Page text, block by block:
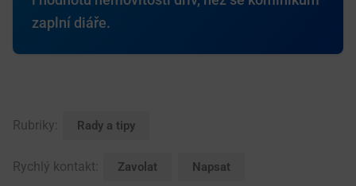
zaplní diáře.
Rubriky: Rady a tipy
Rychlý kontakt: Zavolat Napsat